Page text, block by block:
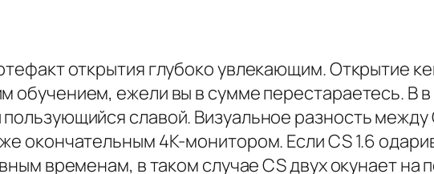
открытия глубоко увлекающим. Открытие
ежели вы в сумме перестараетесь. В
славой. Визуальное разность между
окончательным 4K-монитором. Если CS 1.6
временам, в таком случае CS двух окунает на